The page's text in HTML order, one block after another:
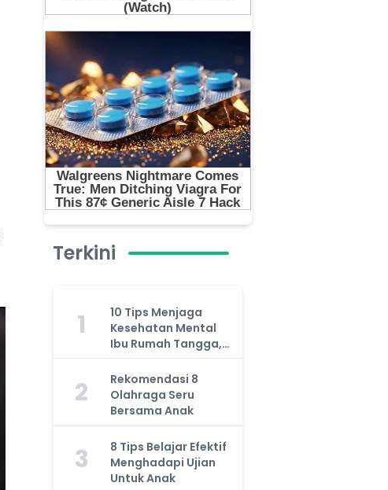
Terkini
1
10 Tips Menjaga
Kesehatan Mental
Ibu Rumah Tangga,
Jangan Anggap
Remeh!
2
Rekomendasi 8
Olahraga Seru
Bersama Anak
3
8 Tips Belajar Efektif
Menghadapi Ujian
Untuk Anak